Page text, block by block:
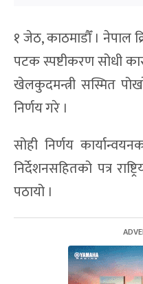
१ जेठ, काठमाडौँ । नेपाल
पटक स्पष्टीकरण सोधी
खेलकुदमन्त्री सस्मित
निर्णय गरे ।
सोही निर्णय
निर्देशनसहितको पत्र
पठायो ।